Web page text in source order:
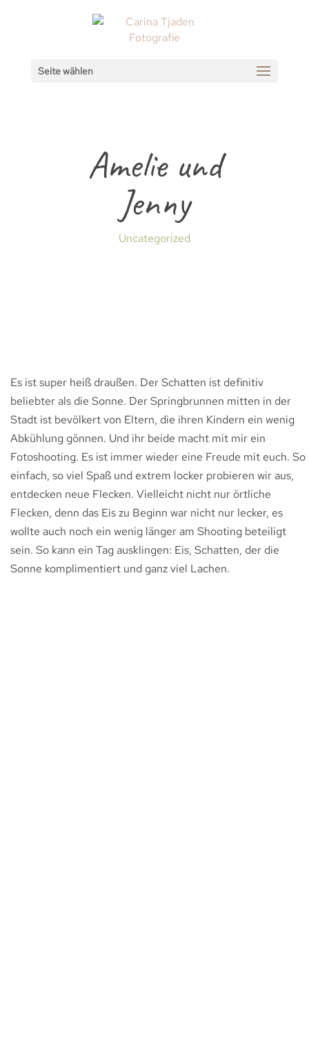
Seite wählen
Amelie und
Jenny
Uncategorized
Es ist super heiß draußen. Der Schatten ist definitiv
beliebter als die Sonne. Der Springbrunnen mitten in der
Stadt ist bevölkert von Eltern, die ihren Kindern ein wenig
Abkühlung gönnen. Und ihr beide macht mit mir ein
Fotoshooting. Es ist immer wieder eine Freude mit euch. So
einfach, so viel Spaß und extrem locker probieren wir aus,
entdecken neue Flecken. Vielleicht nicht nur örtliche
Flecken, denn das Eis zu Beginn war nicht nur lecker, es
wollte auch noch ein wenig länger am Shooting beteiligt
sein. So kann ein Tag ausklingen: Eis, Schatten, der die
Sonne komplimentiert und ganz viel Lachen.